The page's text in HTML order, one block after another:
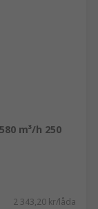
m³/h 250
2 343,20 kr/låda